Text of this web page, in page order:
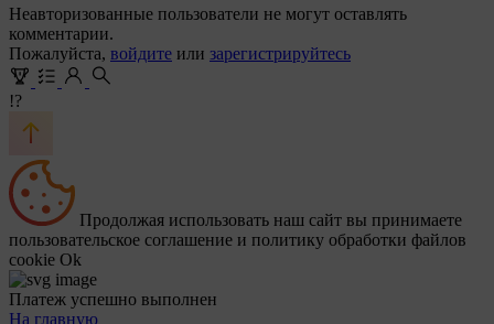
Неавторизованные пользователи не могут оставлять
комментарии.
Пожалуйста, войдите или зарегистрируйтесь
!?
Продолжая использовать наш сайт вы принимаете
пользовательское соглашение и политику обработки файлов
cookie Ok
Платеж успешно выполнен
На главную